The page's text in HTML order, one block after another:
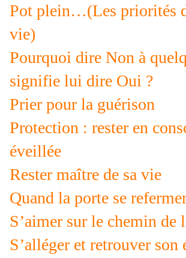
Pot plein…(Les priorités
vie)
Pourquoi dire Non à
signifie lui dire Oui ?
Prier pour la guérison
Protection : rester en
éveillée
Rester maître de sa vie
Quand la porte se
S’aimer sur le chemin de
S’alléger et retrouver